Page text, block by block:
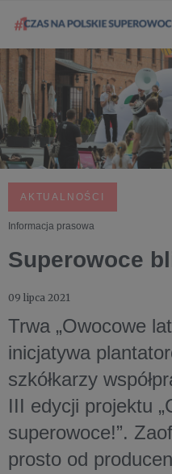
AKTUALNOŚCI
Informacja prasowa
Superowoce
09 lipca 2021
Trwa „Owocowe
inicjatywa
szkółkarzy
III edycji projektu
superowoce!”.
prosto od